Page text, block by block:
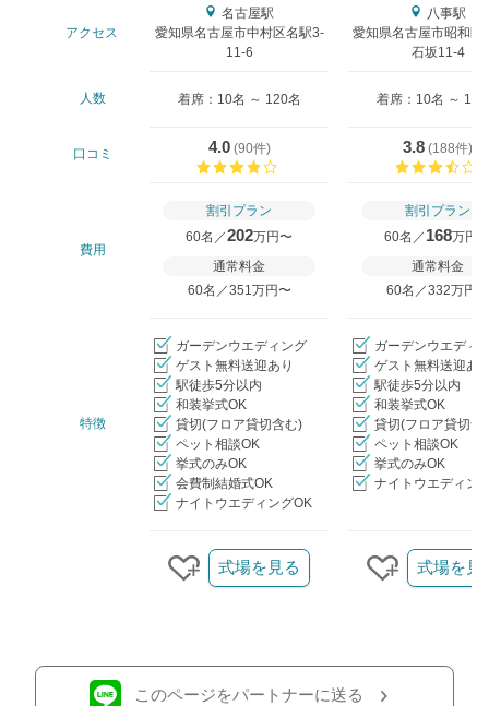
アクセス
名古屋駅
愛知県名古屋市中村区名駅3-
11-6
八事駅
愛知県名古屋市昭和区
石坂11-4
人数 着席：10名 ～ 120名 着席：10名 ～ 130
口コミ 4.0(90件)
3.8 (188件)
費用
割引プラン
60名／202万円〜
通常料金
60名／351万円〜
割引プラン
60名／ 168万円
通常料金
60名／332万円〜
特徴
ガーデンウエディング
ゲスト無料送迎あり
駅徒歩5分以内
和装挙式OK
貸切(フロア貸切含む)
ペット相談OK
挙式のみOK
会費制結婚式OK
ナイトウエディングOK
ガーデンウエディ
ゲスト無料送迎あ
駅徒歩5分以内
和装挙式OK
貸切(フロア貸切含
ペット相談OK
挙式のみOK
ナイトウエディン
クリップする
式場を見る
クリップす
式場を見
このページをパートナーに送る